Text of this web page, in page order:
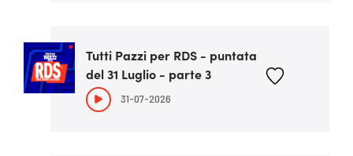
Tutti Pazzi per RDS - puntata
del 31 Luglio - parte 3
31-07-2026